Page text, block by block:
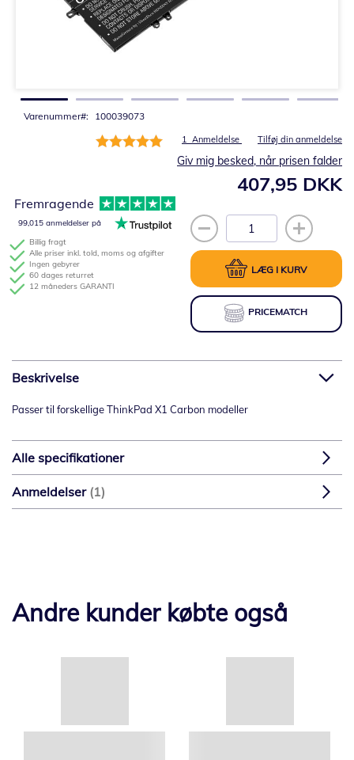
Varenummer 100039073
Bedømmelse:
1 Anmeldelse Tilføj din anmeldelse
407,95 DKK
Giv mig besked, når prisen falder
LÆG I KURV
PRICEMATCH
Billig fragt
Alle priser inkl. told, moms og afgifter
Ingen gebyrer
60 dages returret
12 måneders GARANTI
Fremragende
99,015 anmeldelser på
billedgalleriet
Beskrivelse
Passer til forskellige ThinkPad X1 Carbon modeller
Alle specifikationer
Anmeldelser 1
Andre kunder købte også